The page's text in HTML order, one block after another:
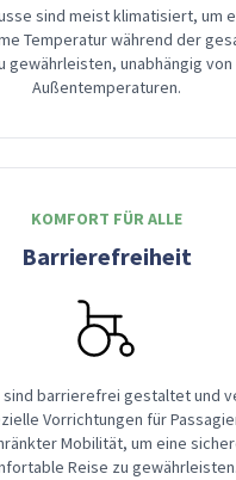
sind meist klimatisiert, um
Temperatur während der
gewährleisten, unabhängig von
Außentemperaturen.
KOMFORT FÜR ALLE
Barrierefreiheit
sind barrierefrei gestaltet und
Vorrichtungen für
Mobilität, um eine
Reise zu gewährleisten.